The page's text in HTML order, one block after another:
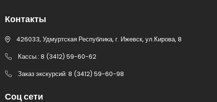
Контакты
426033, Удмуртская Республика, г. Ижевск, ул.Кирова, 8
Кассы.: 8 (3412) 59-60-62
Заказ экскурсий: 8 (3412) 59-60-98
Соц сети